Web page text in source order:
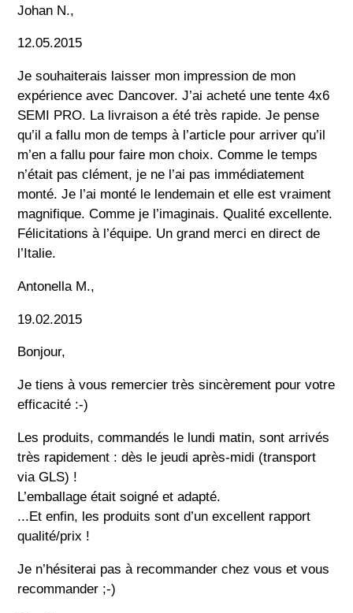
Johan N.,
12.05.2015
Je souhaiterais laisser mon impression de mon
expérience avec Dancover. J’ai acheté une tente 4x6
SEMI PRO. La livraison a été très rapide. Je pense
qu’il a fallu mon de temps à l’article pour arriver qu’il
m’en a fallu pour faire mon choix. Comme le temps
n’était pas clément, je ne l’ai pas immédiatement
monté. Je l’ai monté le lendemain et elle est vraiment
magnifique. Comme je l’imaginais. Qualité excellente.
Félicitations à l’équipe. Un grand merci en direct de
l’Italie.
Antonella M.,
19.02.2015
Bonjour,
Je tiens à vous remercier très sincèrement pour votre
efficacité :-)
Les produits, commandés le lundi matin, sont arrivés
très rapidement : dès le jeudi après-midi (transport
via GLS) !
L’emballage était soigné et adapté.
...Et enfin, les produits sont d’un excellent rapport
qualité/prix !
Je n’hésiterai pas à recommander chez vous et vous
recommander ;-)